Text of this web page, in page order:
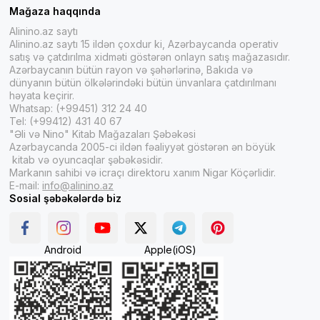
Mağaza haqqında
Alinino.az saytı
Alinino.az saytı 15 ildən çoxdur ki, Azərbaycanda operativ
satış və çatdırılma xidməti göstərən onlayn satış mağazasıdır.
Azərbaycanın bütün rayon və şəhərlərinə, Bakıda və
dünyanın bütün ölkələrindəki bütün ünvanlara çatdırılmanı
həyata keçirir.
Whatsap: (+99451) 312 24 40
Tel: (+99412) 431 40 67
"Əli və Nino" Kitab Mağazaları Şəbəkəsi
Azərbaycanda 2005-ci ildən fəaliyyət göstərən ən böyük
kitab və oyuncaqlar şəbəkəsidir.
Markanın sahibi və icraçı direktoru xanım Nigar Köçərlidir.
E-mail: info@alinino.az
Sosial şəbəkələrdə biz
Android Apple(iOS)